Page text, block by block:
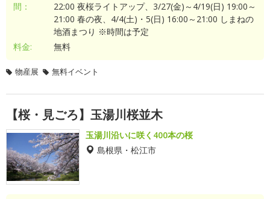
間：
22:00 夜桜ライトアップ、3/27(金)～4/19(日) 19:00～
21:00 春の夜、4/4(土)・5(日) 16:00～21:00 しまねの
地酒まつり ※時間は予定
料金:
無料
物産展 無料イベント
【桜・見ごろ】玉湯川桜並木
玉湯川沿いに咲く400本の桜
島根県・松江市